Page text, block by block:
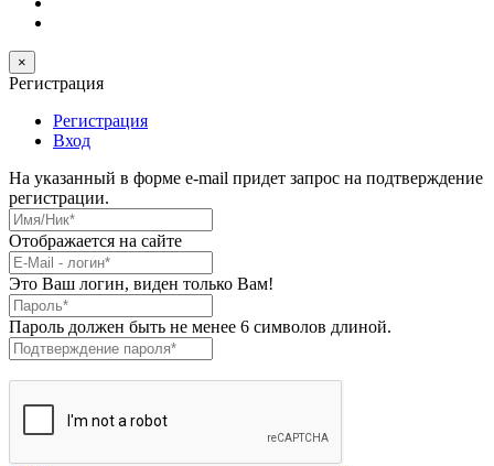
×
Регистрация
Регистрация
Вход
На указанный в форме e-mail придет запрос на подтверждение
регистрации.
Имя/Ник
Отображается на сайте
E-Mail *
Это Ваш логин, виден только Вам!
Пароль*
Пароль должен быть не менее 6 символов длиной.
Подтверждение пароля